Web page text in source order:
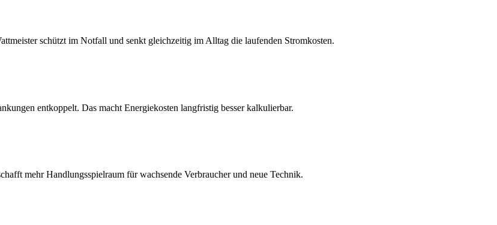
schützt im Notfall und senkt gleichzeitig im Alltag die laufenden Stromkosten.
entkoppelt. Das macht Energiekosten langfristig besser kalkulierbar.
mehr Handlungsspielraum für wachsende Verbraucher und neue Technik.